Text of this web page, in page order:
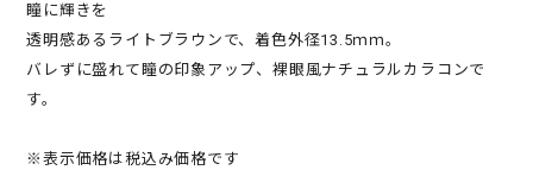
瞳に輝きを
透明感あるライトブラウンで、着色外径13.5ｍｍ。
バレずに盛れて瞳の印象アップ、裸眼風ナチュラルカラコンで
す。
※表示価格は税込み価格です